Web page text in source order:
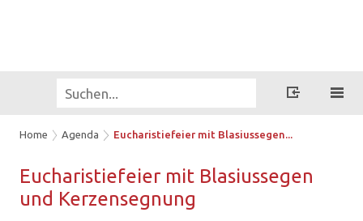
Home Agenda Eucharistiefeier mit Blasiussegen...
Eu­cha­ris­tie­fei­er mit Bla­si­us­segen
und Ker­zen­seg­nung